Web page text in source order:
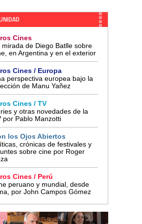
Cines
mirada de Diego Batlle sobre
en Argentina y en el exterior
Cines / Europa
perspectiva europea bajo la
de Manu Yañez
Cines / TV
y otras novedades de la
por Pablo Manzotti
los Ojos Abiertos
crónicas de festivales y
sobre cine por Roger
Cines / Perú
peruano y mundial, desde
por John Campos Gómez